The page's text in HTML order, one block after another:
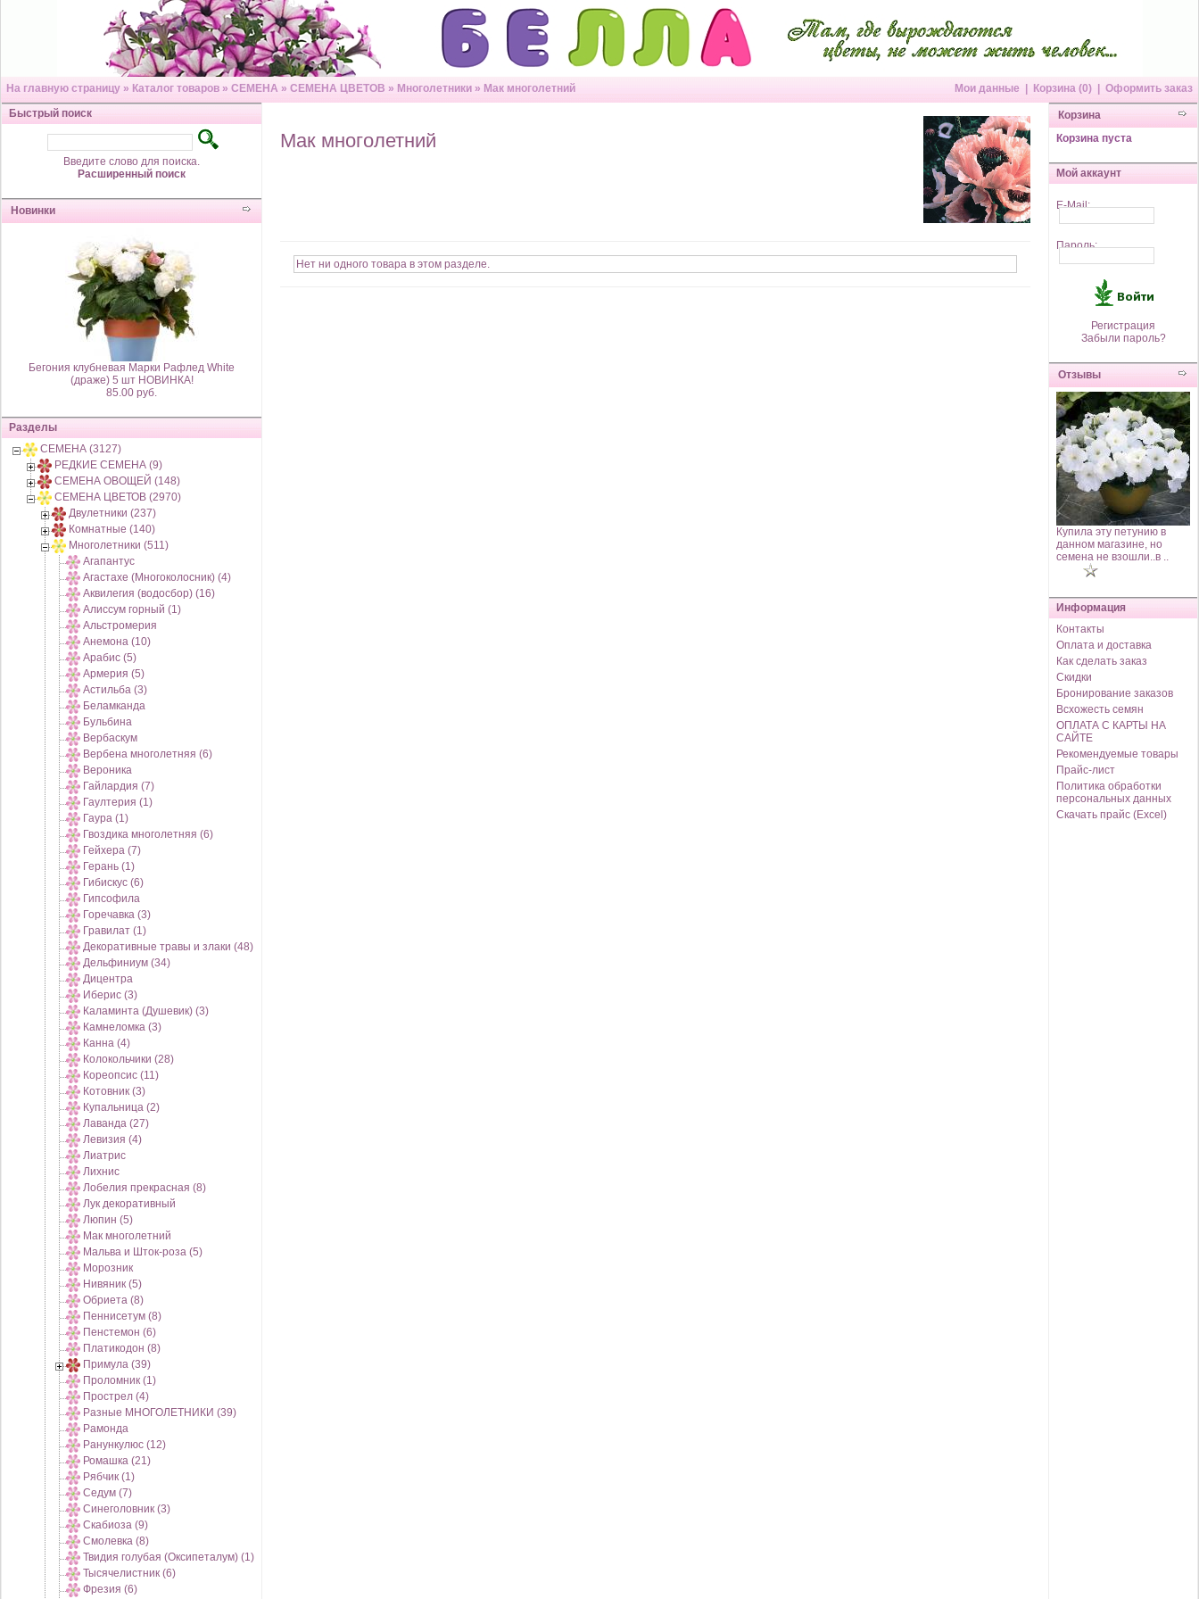
На главную страницу » Каталог товаров » СЕМЕНА » СЕМЕНА ЦВЕТОВ » Многолетники » Мак многолетний Мои данные Корзина (0)
Оформить заказ
Быстрый поиск
Введите слово для поиска.
Расширенный поиск
Новинки
Бегония клубневая Марки Рафлед White
(драже) 5 шт НОВИНКА!
85.00 руб.
Разделы
СЕМЕНА (3127)
РЕДКИЕ СЕМЕНА (9)
СЕМЕНА ОВОЩЕЙ (148)
СЕМЕНА ЦВЕТОВ (2970)
Двулетники (237)
Комнатные (140)
Многолетники (511)
Агапантус
Агастахе (Многоколосник) (4)
Аквилегия (водосбор) (16)
Алиссум горный (1)
Альстромерия
Анемона (10)
Арабис (5)
Армерия (5)
Астильба (3)
Беламканда
Бульбина
Вербаскум
Вербена многолетняя (6)
Вероника
Гайлардия (7)
Гаултерия (1)
Гаура (1)
Гвоздика многолетняя (6)
Гейхера (7)
Герань (1)
Гибискус (6)
Гипсофила
Горечавка (3)
Гравилат (1)
Декоративные травы и злаки (48)
Дельфиниум (34)
Дицентра
Иберис (3)
Каламинта (Душевик) (3)
Камнеломка (3)
Канна (4)
Колокольчики (28)
Кореопсис (11)
Котовник (3)
Купальница (2)
Лаванда (27)
Левизия (4)
Лиатрис
Лихнис
Лобелия прекрасная (8)
Лук декоративный
Люпин (5)
Мак многолетний
Мальва и Шток-роза (5)
Морозник
Нивяник (5)
Обриета (8)
Пеннисетум (8)
Пенстемон (6)
Платикодон (8)
Примула (39)
Проломник (1)
Прострел (4)
Разные МНОГОЛЕТНИКИ (39)
Рамонда
Ранункулюс (12)
Ромашка (21)
Рябчик (1)
Седум (7)
Синеголовник (3)
Скабиоза (9)
Смолевка (8)
Твидия голубая (Оксипеталум) (1)
Тысячелистник (6)
Фрезия (6)
Мак многолетний
Нет ни одного товара в этом разделе.
Корзина
Корзина пуста
Мой аккаунт
E-Mail:
Пароль:
Регистрация
Забыли пароль?
Отзывы
Купила эту петунию в
данном магазине, но
семена не взошли..в ..
Информация
Контакты
Оплата и доставка
Как сделать заказ
Скидки
Бронирование заказов
Всхожесть семян
ОПЛАТА С КАРТЫ НА
САЙТЕ
Рекомендуемые товары
Прайс-лист
Политика обработки
персональных данных
Скачать прайс (Excel)